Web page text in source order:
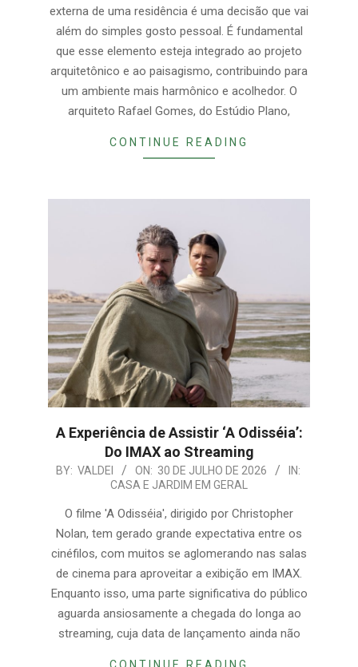
externa de uma residência é uma decisão que vai
além do simples gosto pessoal. É fundamental
que esse elemento esteja integrado ao projeto
arquitetônico e ao paisagismo, contribuindo para
um ambiente mais harmônico e acolhedor. O
arquiteto Rafael Gomes, do Estúdio Plano,
CONTINUE READING
A Experiência de Assistir ‘A Odisséia’:
Do IMAX ao Streaming
2026-
BY: VALDEI ON: 30 DE JULHO DE 2026
IN:
CASA E JARDIM EM GERAL
O filme 'A Odisséia', dirigido por Christopher
Nolan, tem gerado grande expectativa entre os
cinéfilos, com muitos se aglomerando nas salas
de cinema para aproveitar a exibição em IMAX.
Enquanto isso, uma parte significativa do público
aguarda ansiosamente a chegada do longa ao
streaming, cuja data de lançamento ainda não